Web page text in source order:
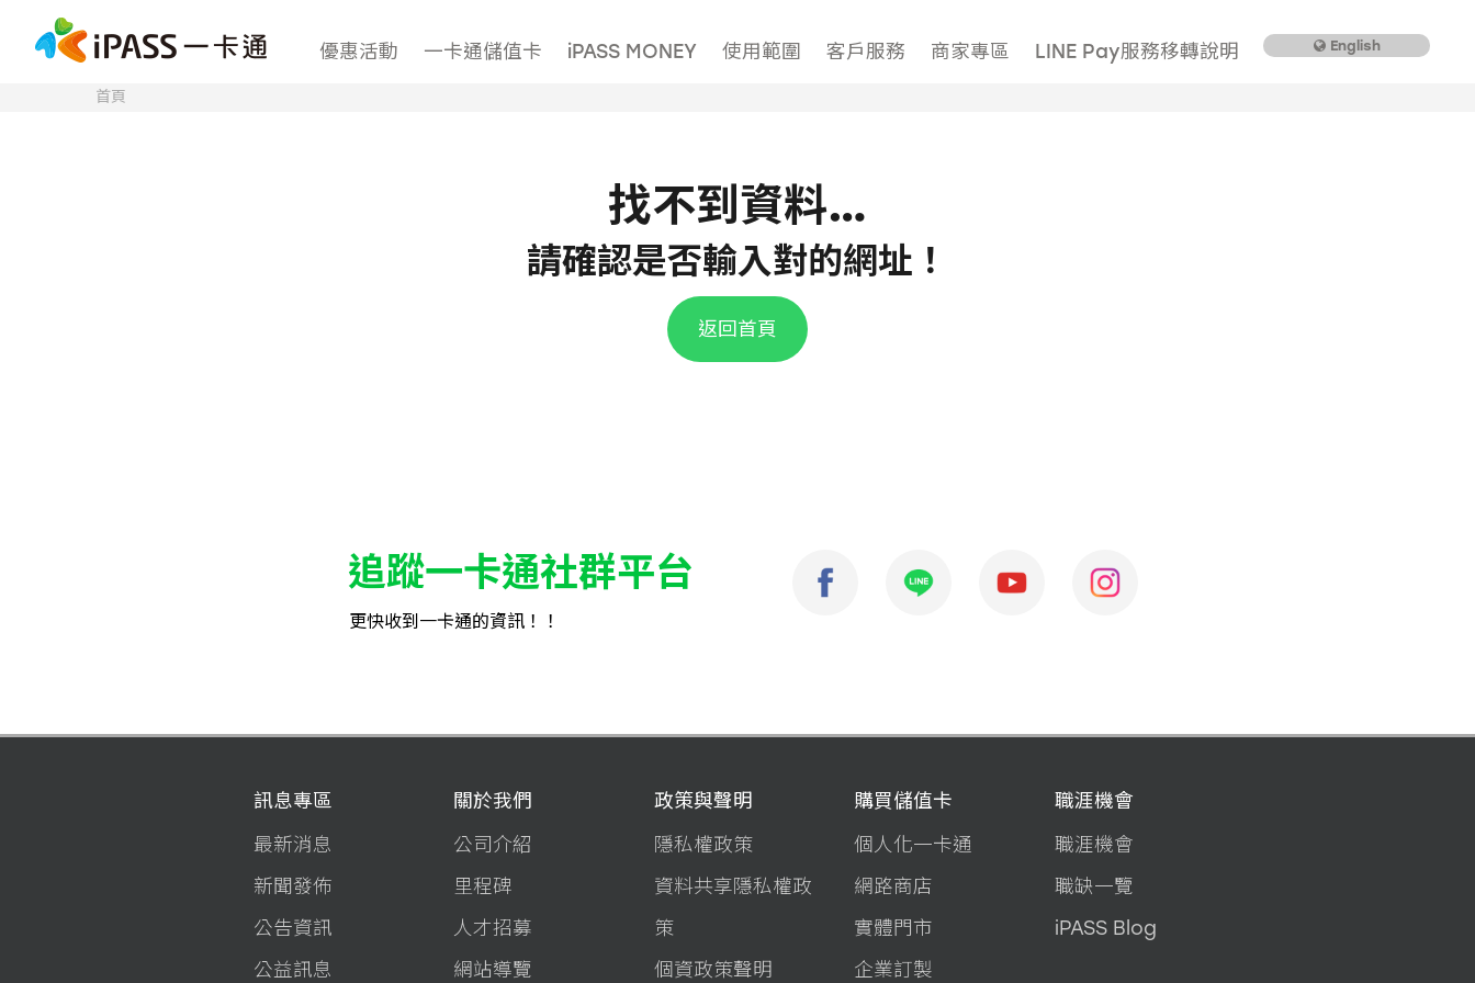
優惠活動 一卡通儲值卡 iPASS MONEY 使用範圍 客戶服務 商家專區 LINE Pay服務移轉說明 English
首頁
找不到資料…
請確認是否輸入對的網址！
追蹤一卡通社群平台
更快收到一卡通的資訊！！
訊息專區
最新消息
新聞發佈
公告資訊
公益訊息
關於我們
公司介紹
里程碑
人才招募
網站導覽
政策與聲明
隱私權政策
資料共享隱私權政
策
個資政策聲明
購買儲值卡
個人化一卡通
網路商店
實體門市
企業訂製
職涯機會
職涯機會
職缺一覽
iPASS Blog